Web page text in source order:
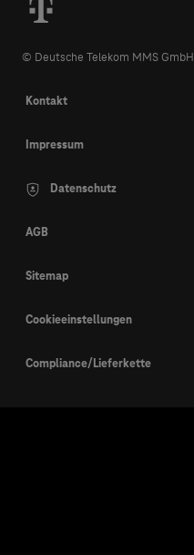
© Deutsche Telekom MMS GmbH
Kontakt
Impressum
Datenschutz
AGB
Sitemap
Cookieeinstellungen
Compliance/Lieferkette